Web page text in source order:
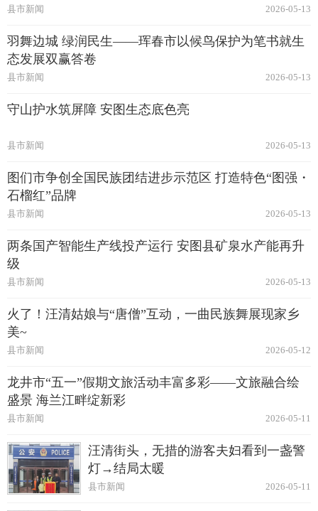
2026-05-13
县市新闻
羽舞边城 绿润民生——珲春市以候鸟保护为笔书就生
态发展双赢答卷
2026-05-13
县市新闻
守山护水筑屏障 安图生态底色亮
2026-05-13
县市新闻
图们市争创全国民族团结进步示范区 打造特色“图强・
石榴红”品牌
2026-05-13
县市新闻
两条国产智能生产线投产运行 安图县矿泉水产能再升
级
2026-05-13
县市新闻
火了！汪清姑娘与“唐僧”互动，一曲民族舞展现家乡
美~
2026-05-12
县市新闻
龙井市“五一”假期文旅活动丰富多彩——文旅融合绘
盛景 海兰江畔绽新彩
2026-05-11
县市新闻
汪清街头，无措的游客夫妇看到一盏警
灯→结局太暖
2026-05-11
县市新闻